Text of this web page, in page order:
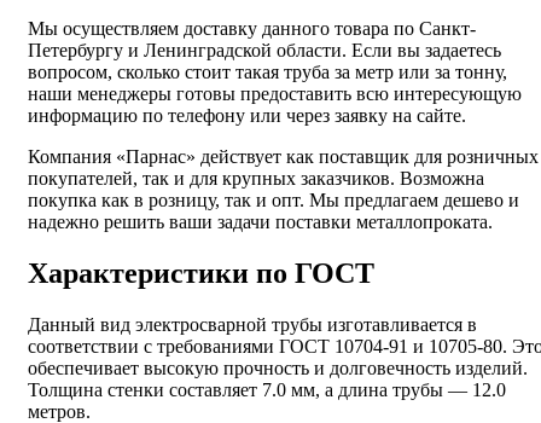
Мы осуществляем доставку данного товара по Санкт-
Петербургу и Ленинградской области. Если вы задаетесь
вопросом, сколько стоит такая труба за метр или за тонну,
наши менеджеры готовы предоставить всю интересующую
информацию по телефону или через заявку на сайте.
Компания «Парнас» действует как поставщик для розничных
покупателей, так и для крупных заказчиков. Возможна
покупка как в розницу, так и опт. Мы предлагаем дешево и
надежно решить ваши задачи поставки металлопроката.
Характеристики по ГОСТ
Данный вид электросварной трубы изготавливается в
соответствии с требованиями ГОСТ 10704-91 и 10705-80.
обеспечивает высокую прочность и долговечность изделий.
Толщина стенки составляет 7.0 мм, а длина трубы — 12.0
метров.